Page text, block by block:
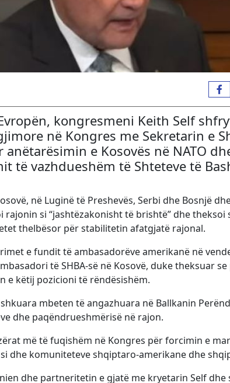
kongresmeni Keith Self
në Kongres me Sekretarin e
e Kosovës në NATO
të vazhdueshëm të Shteteve të
në Luginë të Preshevës, Serbi dhe Bosnjë
si “jashtëzakonisht të brishtë” dhe theksoi
thelbësor për stabilitetin afatgjatë rajonal.
e fundit të ambasadorëve amerikanë në
të SHBA-së në Kosovë, duke theksuar
e këtij pozicioni të rëndësishëm.
mbeten të angazhuara në Ballkanin
dhe paqëndrueshmërisë në rajon.
më të fuqishëm në Kongres për forcimin e
dhe komuniteteve shqiptaro-amerikane dhe
dhe partneritetin e gjatë me kryetarin Self dhe